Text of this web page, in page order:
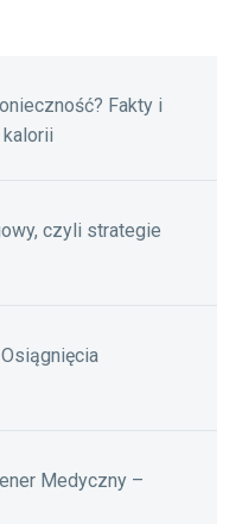
Fakty i
czyli strategie
Medyczny –